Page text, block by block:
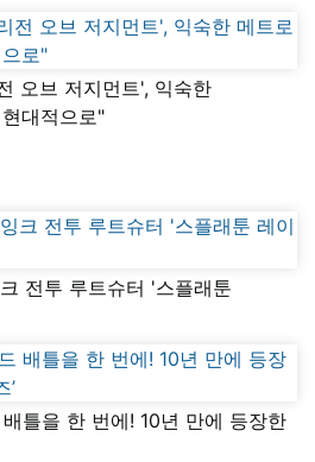
오브 저지먼트', 익숙한
대적으로"
전투 루트슈터 '스플래툰
틀을 한 번에! 10년 만에 등장한